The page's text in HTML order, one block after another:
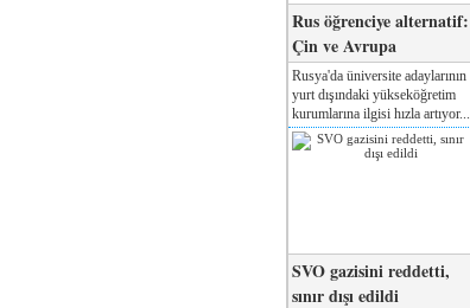
Rus öğrenciye alternatif:
Çin ve Avrupa
Rusya'da üniversite adaylarının
yurt dışındaki yükseköğretim
kurumlarına ilgisi hızla artıyor...
SVO gazisini reddetti,
sınır dışı edildi